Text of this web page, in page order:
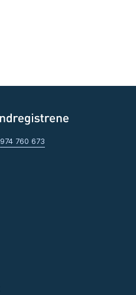
974 760 673